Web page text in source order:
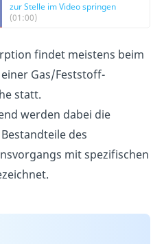
zur Stelle im Video springen
(01:00)
findet meistens beim
Gas/Feststoff-
statt.
werden dabei die
des
mit spezifischen